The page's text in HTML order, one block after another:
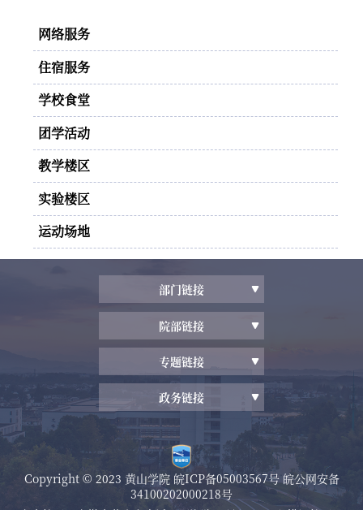
网络服务
住宿服务
学校食堂
团学活动
教学楼区
实验楼区
运动场地
部门链接
院部链接
专题链接
政务链接
Copyright © 2023 黄山学院 皖ICP备05003567号 皖公网安备
34100202000218号